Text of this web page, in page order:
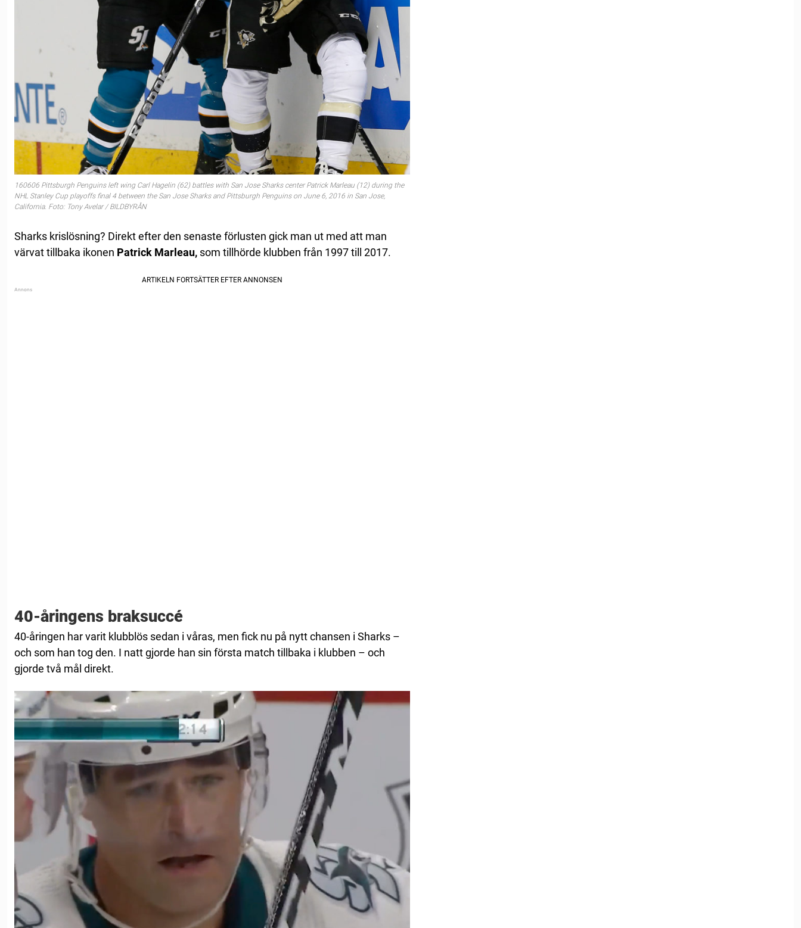
160606 Pittsburgh Penguins left wing Carl Hagelin (62) battles with San Jose Sharks center Patrick Marleau (12) during the
NHL Stanley Cup playoffs final 4 between the San Jose Sharks and Pittsburgh Penguins on June 6, 2016 in San Jose,
California. Foto: Tony Avelar / BILDBYRÅN
Sharks krislösning? Direkt efter den senaste förlusten gick man ut med att man
värvat tillbaka ikonen Patrick Marleau, som tillhörde klubben från 1997 till 2017.
40-åringens braksuccé
40-åringen har varit klubblös sedan i våras, men fick nu på nytt chansen i Sharks –
och som han tog den. I natt gjorde han sin första match tillbaka i klubben – och
gjorde två mål direkt.